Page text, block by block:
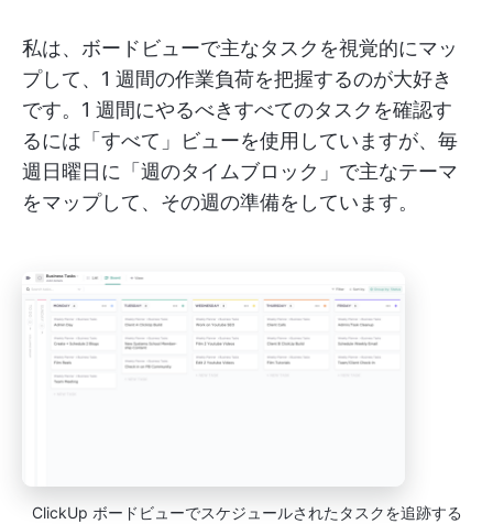
私は、ボードビューで主なタスクを視覚的にマッ
プして、1 週間の作業負荷を把握するのが大好き
です。1 週間にやるべきすべてのタスクを確認す
るには「すべて」ビューを使用していますが、毎
週日曜日に「週のタイムブロック」で主なテーマ
をマップして、その週の準備をしています。
ClickUp ボードビューでスケジュールされたタスクを追跡する